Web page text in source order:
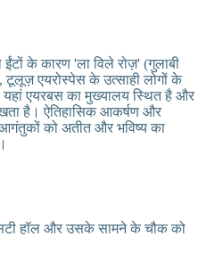
ईंटों के कारण 'ला विले रोज़' (गुलाबी
टूलूज़ एयरोस्पेस के उत्साही लोगों के
यहां एयरबस का मुख्यालय स्थित है और
है। ऐतिहासिक आकर्षण और
आगंतुकों को अतीत और भविष्य का
हॉल और उसके सामने के चौक को